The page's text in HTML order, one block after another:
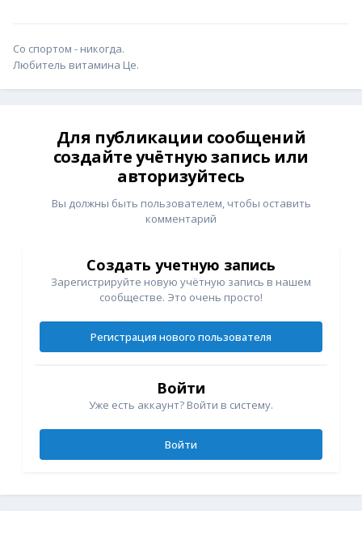
Со спортом - никогда.
Любитель витамина Це.
Для публикации сообщений
создайте учётную запись или
авторизуйтесь
Вы должны быть пользователем, чтобы оставить
комментарий
Создать учетную запись
Зарегистрируйте новую учётную запись в нашем
сообществе. Это очень просто!
Регистрация нового пользователя
Войти
Уже есть аккаунт? Войти в систему.
Войти